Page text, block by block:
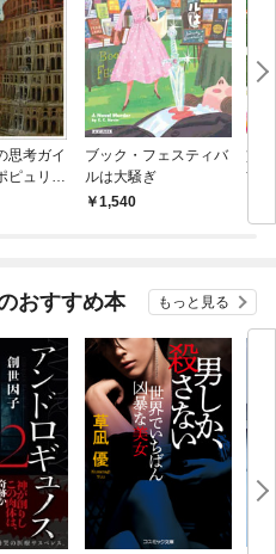
思考ガイ
ュリズ
にどう抗
ブック・フェスティバ
ルは大騒ぎ
1,540
貧
首
おすすめ本 もっと見る